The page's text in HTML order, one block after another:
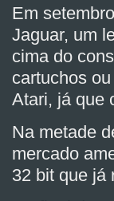
Em
Jaguar, um
cima do
cartuchos
Atari, já que
Na metade
mercado
32 bit que já